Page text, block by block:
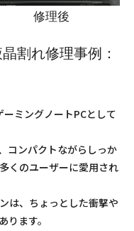
修理後
割れ修理事例：
ーミングノートPCとして
コンパクトながらしっか
くのユーザーに愛用され
は、ちょっとした衝撃や
ます。